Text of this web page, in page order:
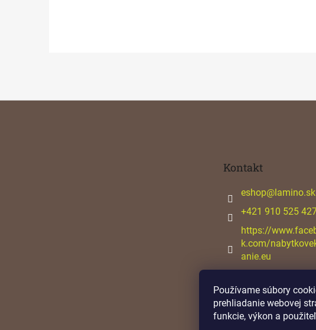
Používame súbory
prehliadanie webovej
funkcie, výkon a
Kontakt
eshop@ lamino.sk
+421 910 525
https://
k.com/
anie.eu